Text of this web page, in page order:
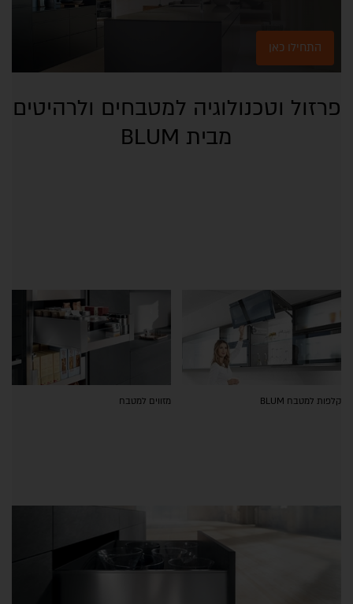
התחילו כאן
פרזול וטכנולוגיה למטבחים ולרהיטים
מבית BLUM
קלפות למטבח BLUM מזווים למטבח